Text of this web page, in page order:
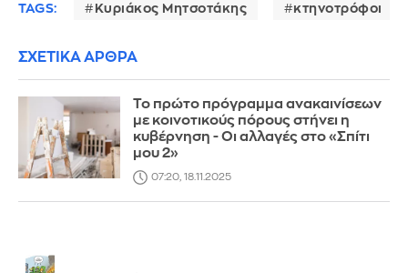
TAGS: Κυριάκος Μητσοτάκης κτηνοτρόφοι
ΣΧΕΤΙΚΑ ΑΡΘΡΑ
Το πρώτο πρόγραμμα ανακαινίσεων
με κοινοτικούς πόρους στήνει η
κυβέρνηση - Οι αλλαγές στο «Σπίτι
μου 2»
07:20, 18.11.2025